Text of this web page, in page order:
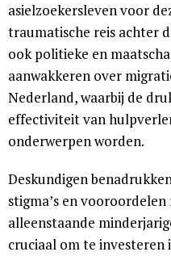
asielzoekersleven voor
traumatische reis achter
ook politieke en
aanwakkeren over
Nederland, waarbij de
effectiviteit van
onderwerpen worden.
Deskundigen
stigma’s en
alleenstaande
cruciaal om te